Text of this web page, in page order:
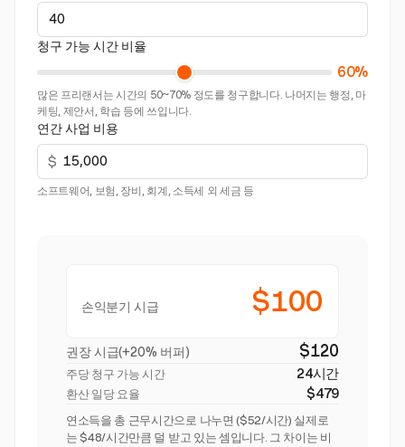
청구 가능 시간 비율
60%
많은 프리랜서는 시간의 50~70% 정도를 청구합니다. 나머지는 행정, 마
케팅, 제안서, 학습 등에 쓰입니다.
연간 사업 비용
$
소프트웨어, 보험, 장비, 회계, 소득세 외 세금 등
손익분기 시급 $100
권장 시급(+20% 버퍼) $120
주당 청구 가능 시간 24시간
환산 일당 요율 $479
연소득을 총 근무시간으로 나누면 ($52/시간) 실제로
는 $48/시간만큼 덜 받고 있는 셈입니다. 그 차이는 비